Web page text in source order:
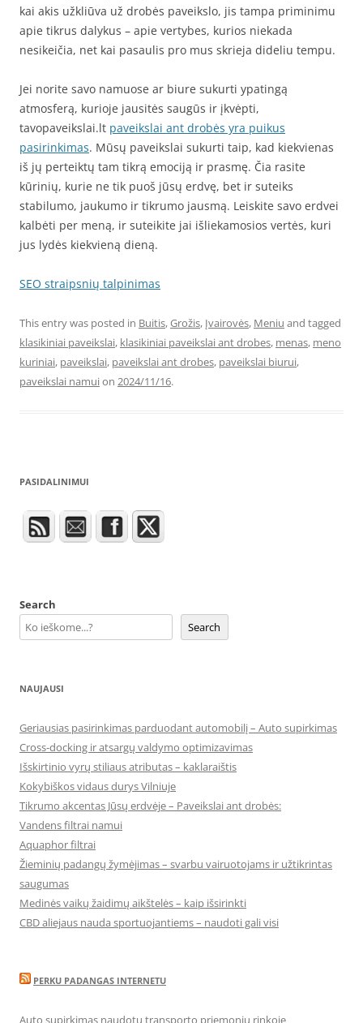
kai akis užkliūva už drobės paveikslo, jis tampa priminimu
apie tikrus dalykus – apie vertybes, kurios niekada
nesikeičia, net kai pasaulis pro mus skrieja dideliu tempu.
Jei norite savo namuose ar biure sukurti ypatingą
atmosferą, kurioje jausitės saugūs ir įkvėpti,
tavopaveikslai.lt paveikslai ant drobės yra puikus
pasirinkimas. Mūsų paveikslai sukurti taip, kad kiekvienas
iš jų perteiktų tam tikrą emociją ir prasmę. Čia rasite
kūrinių, kurie ne tik puoš jūsų erdvę, bet ir suteiks
stabilumo, jaukumo ir tikrumo jausmą. Leiskite savo erdvei
kalbėti per meną, ir suteikite jai išliekamosios vertės, kuri
jus lydės kiekvieną dieną.
SEO straipsnių talpinimas
This entry was posted in Buitis,Grožis, Įvairovės, Meniu and tagged
klasikiniai paveikslai, klasikiniai paveikslai ant drobes, menas, meno
kuriniai, paveikslai, paveikslai ant drobes, paveikslai biurui,
paveikslai namuion 2024/11/16.
PASIDALINIMUI
Search
Search
NAUJAUSI
Geriausias pasirinkimas parduodant automobilį – Auto supirkimas
Cross-docking ir atsargų valdymo optimizavimas
Išskirtinio vyrų stiliaus atributas – kaklaraištis
Kokybiškos vidaus durys Vilniuje
Tikrumo akcentas Jūsų erdvėje – Paveikslai ant drobės:
Vandens filtrai namui
Aquaphor filtrai
Žieminių padangų žymėjimas – svarbu vairuotojams ir užtikrintas
saugumas
Medinės vaikų žaidimų aikštelės – kaip išsirinkti
CBD aliejaus nauda sportuojantiems – naudoti gali visi
PERKU PADANGAS INTERNETU
Auto supirkimas naudotų transporto priemonių rinkoje